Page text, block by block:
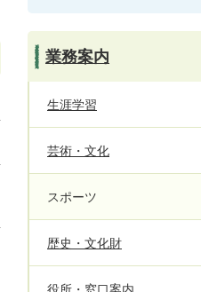
業務案内
生涯学習
芸術・文化
スポーツ
歴史・文化財
役所・窓口案内